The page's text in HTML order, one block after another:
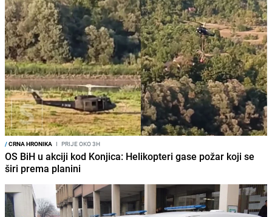
/CRNA HRONIKA I PRIJE OKO 3H
OS BiH u akciji kod Konjica: Helikopteri gase požar koji se
širi prema planini